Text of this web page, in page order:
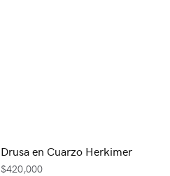
Drusa en Cuarzo Herkimer
$420,000